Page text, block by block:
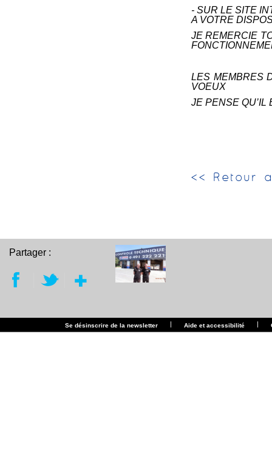
- SUR LE SITE
A VOTRE
JE REMERCIE
LES MEMBRES
VOEUX
JE PENSE
<< Retour
Partager :
|
Aide et accessibilité
|
Se désinscrire de la newsletter